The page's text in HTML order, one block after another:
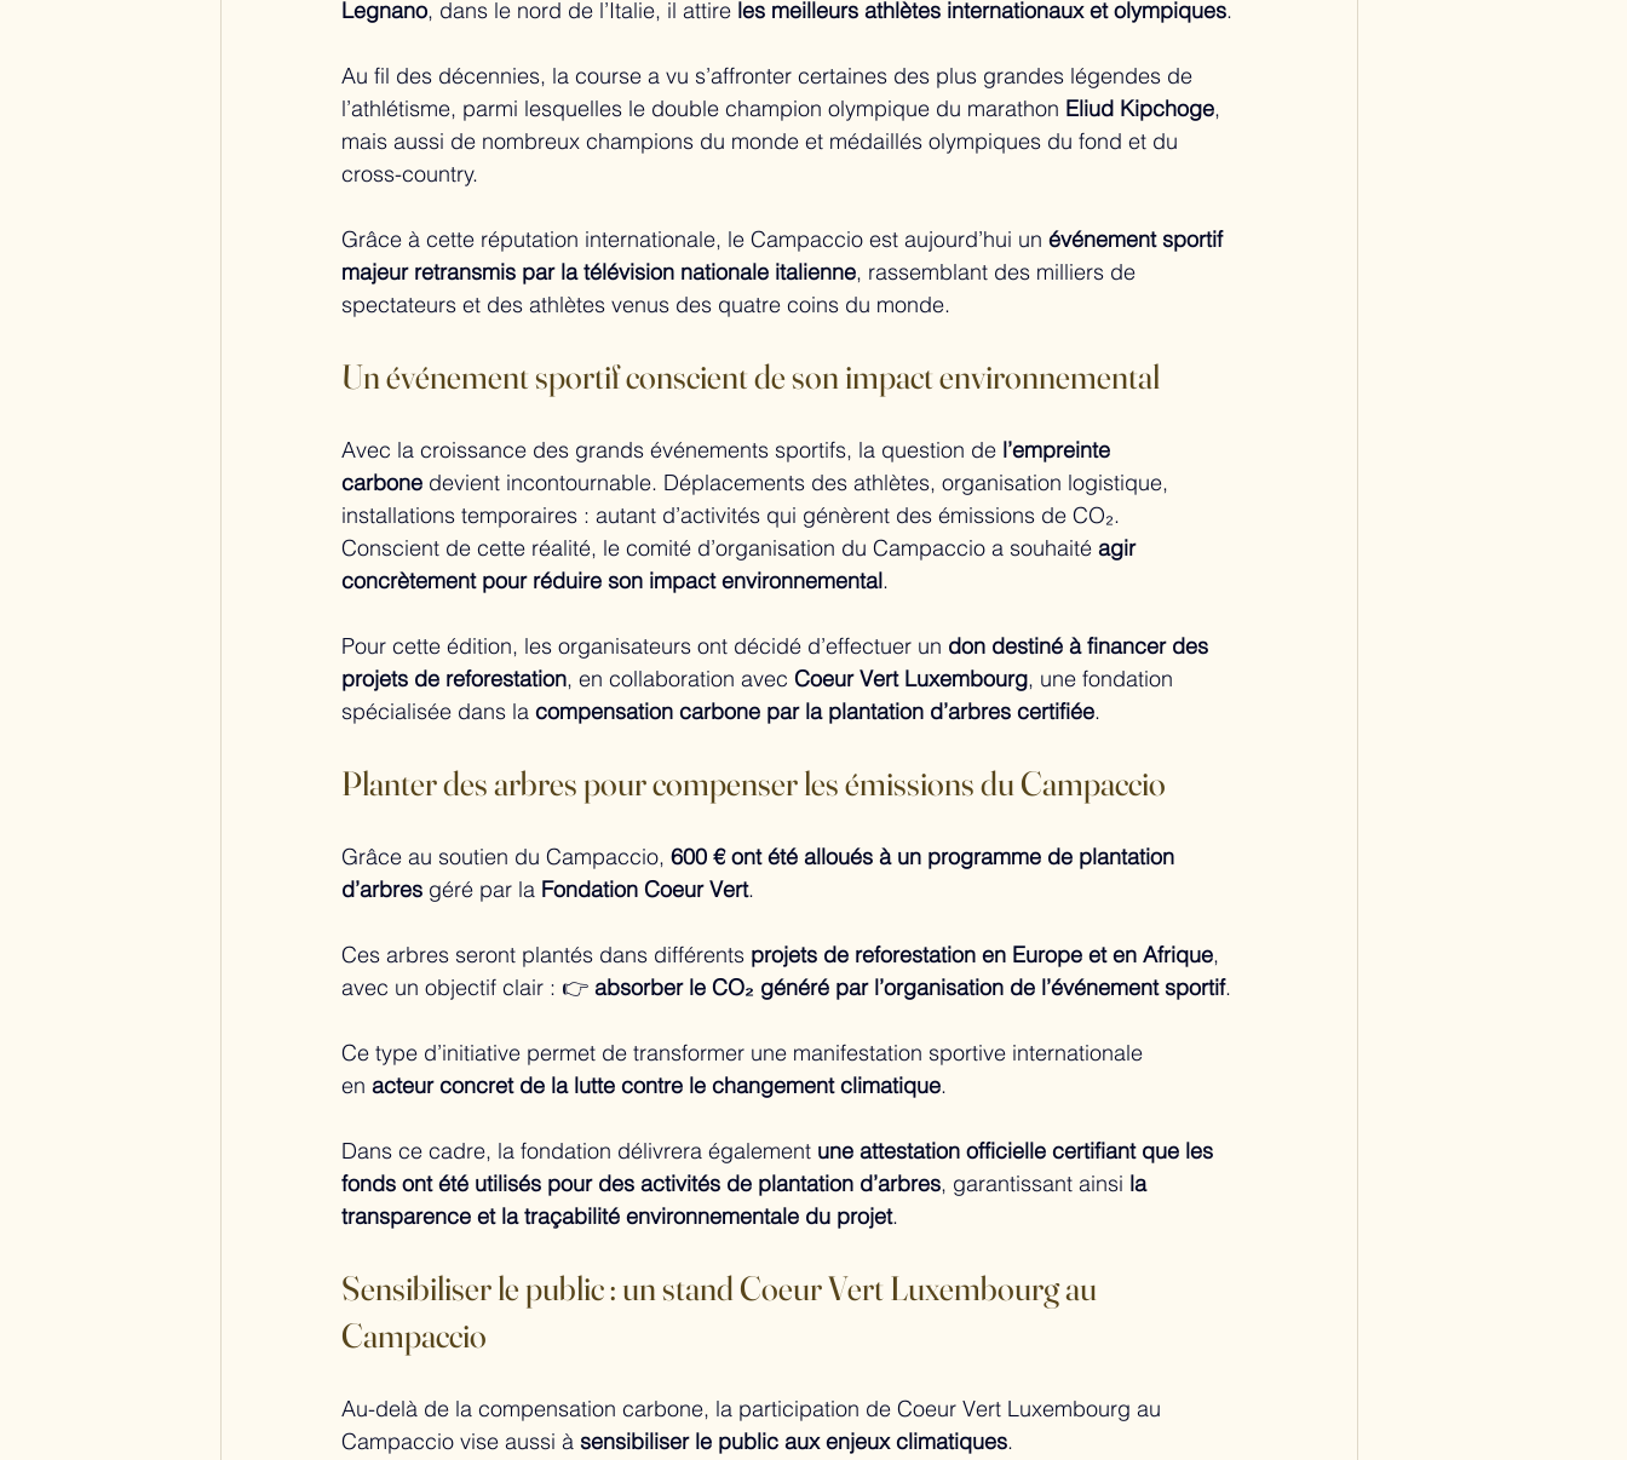
Legnano, dans le nord de l’Italie, il attire les meilleurs athlètes internationaux et olympiques.
Au fil des décennies, la course a vu s’affronter certaines des plus grandes légendes de
l’athlétisme, parmi lesquelles le double champion olympique du marathon Eliud Kipchoge,
mais aussi de nombreux champions du monde et médaillés olympiques du fond et du
cross-country.
Grâce à cette réputation internationale, le Campaccio est aujourd’hui un événement sportif
majeur retransmis par la télévision nationale italienne, rassemblant des milliers de
spectateurs et des athlètes venus des quatre coins du monde.
Un événement sportif conscient de son impact environnemental
Avec la croissance des grands événements sportifs, la question de l’empreinte
carbone devient incontournable. Déplacements des athlètes, organisation logistique,
installations temporaires : autant d’activités qui génèrent des émissions de CO₂.
Conscient de cette réalité, le comité d’organisation du Campaccio a souhaité agir
concrètement pour réduire son impact environnemental.
Pour cette édition, les organisateurs ont décidé d’effectuer un don destiné à financer des
projets de reforestation, en collaboration avec Coeur Vert Luxembourg, une fondation
spécialisée dans la compensation carbone par la plantation d’arbres certifiée.
Planter des arbres pour compenser les émissions du Campaccio
Grâce au soutien du Campaccio, 600 € ont été alloués à un programme de plantation
d’arbres géré par la Fondation Coeur Vert.
Ces arbres seront plantés dans différents projets de reforestation en Europe et en Afrique,
avec un objectif clair : 👉 absorber le CO₂ généré par l’organisation de l’événement sportif.
Ce type d’initiative permet de transformer une manifestation sportive internationale
en acteur concret de la lutte contre le changement climatique.
Dans ce cadre, la fondation délivrera également une attestation officielle certifiant que les
fonds ont été utilisés pour des activités de plantation d’arbres, garantissant ainsi la
transparence et la traçabilité environnementale du projet.
Sensibiliser le public : un stand Coeur Vert Luxembourg au
Campaccio
Au-delà de la compensation carbone, la participation de Coeur Vert Luxembourg au
Campaccio vise aussi à sensibiliser le public aux enjeux climatiques.